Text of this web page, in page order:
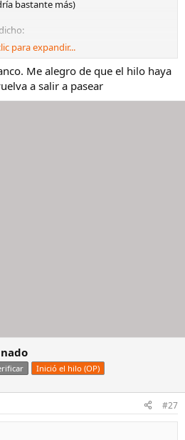
bastante más)
para expandir...
Me alegro de que el hilo haya
a salir a pasear
Inició el hilo (OP)
#27